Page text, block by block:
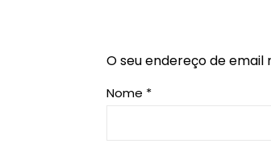
O seu endereço de email
Nome *